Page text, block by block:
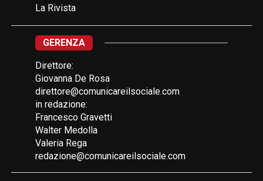
La Rivista
GERENZA
Direttore:
Giovanna De Rosa
direttore@comunicareilsociale.com
in redazione:
Francesco Gravetti
Walter Medolla
Valeria Rega
redazione@comunicareilsociale.com